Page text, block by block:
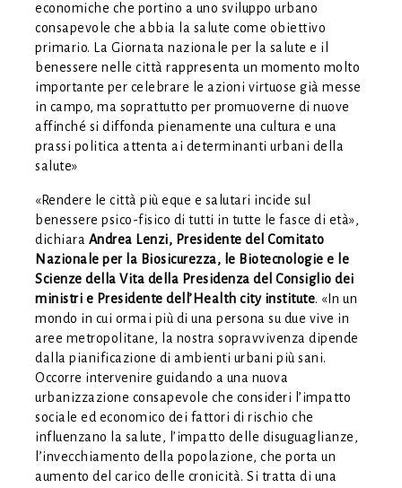
economiche che portino a uno sviluppo urbano
consapevole che abbia la salute come obiettivo
primario. La Giornata nazionale per la salute e il
benessere nelle città rappresenta un momento molto
importante per celebrare le azioni virtuose già messe
in campo, ma soprattutto per promuoverne di nuove
affinché si diffonda pienamente una cultura e una
prassi politica attenta ai determinanti urbani della
salute»
«Rendere le città più eque e salutari incide sul
benessere psico-fisico di tutti in tutte le fasce di età»,
dichiara Andrea Lenzi, Presidente del Comitato
Nazionale per la Biosicurezza, le Biotecnologie e le
Scienze della Vita della Presidenza del Consiglio dei
ministri e Presidente dell’Health city institute. «In un
mondo in cui ormai più di una persona su due vive in
aree metropolitane, la nostra sopravvivenza dipende
dalla pianificazione di ambienti urbani più sani.
Occorre intervenire guidando a una nuova
urbanizzazione consapevole che consideri l’impatto
sociale ed economico dei fattori di rischio che
influenzano la salute, l’impatto delle disuguaglianze,
l’invecchiamento della popolazione, che porta un
aumento del carico delle cronicità. Si tratta di una